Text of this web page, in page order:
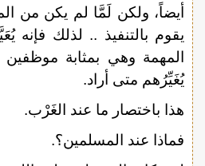
أيضاً، ولكن لَمَّا لم يكن من
يقوم بالتنفيذ .. لذلك فإنه
المهمة وهي بمثابة
يُغَيِّرُهم متى أراد.
هذا باختصار ما عند الغَرْب.
فماذا عند المسلمين؟.